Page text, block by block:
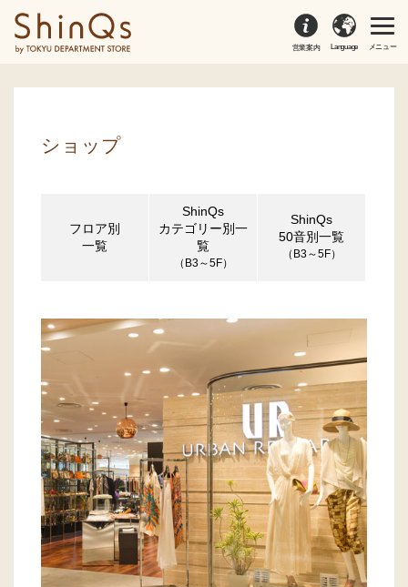
営業案内 Language メニュー
ショップ
フロア別
一覧
ShinQs
カテゴリー別一
覧
（B3～5F）
ShinQs
50音別一覧
（B3～5F）